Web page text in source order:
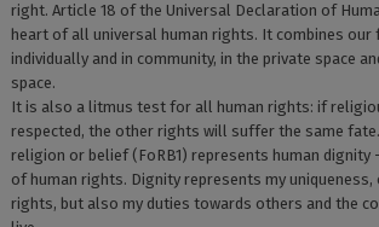
right. Article 18 of the Universal Declaration of
heart of all universal human rights. It combines our
individually and in community, in the private space
space.
It is also a litmus test for all human rights: if
respected, the other rights will suffer the same
religion or belief (FoRB1) represents human dignity
of human rights. Dignity represents my uniqueness,
rights, but also my duties towards others and the